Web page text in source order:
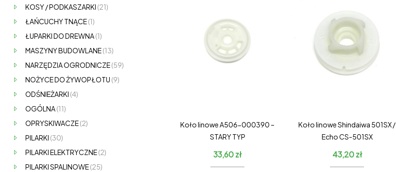
Koło linowe A506-000390 –
STARY TYP
33,60zł
Koło linowe Shindaiwa 501SX /
Echo CS-501SX
43,20zł
KOSY / PODKASZARKI (21)
ŁAŃCUCHY TNĄCE(1)
ŁUPARKI DO DREWNA(1)
MASZYNY BUDOWLANE(13)
NARZĘDZIA OGRODNICZE(59)
NOŻYCE DO ŻYWOPŁOTU (9)
ODŚNIEŻARKI (4)
OGÓLNA(11)
OPRYSKIWACZE(2)
PILARKI (30)
PILARKI ELEKTRYCZNE(2)
PILARKI SPALINOWE(25)